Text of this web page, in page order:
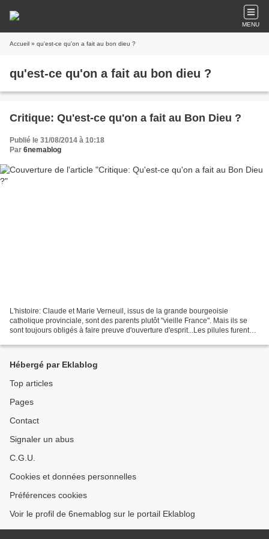
MENU
Accueil » qu'est-ce qu'on a fait au bon dieu ?
qu'est-ce qu'on a fait au bon dieu ?
Critique: Qu'est-ce qu'on a fait au Bon Dieu ?
Publié le 31/08/2014 à 10:18
Par 6nemablog
L'histoire: Claude et Marie Verneuil, issus de la grande bourgeoisie
catholique provinciale, sont des parents plutôt "vieille France". Mais ils se
sont toujours obligés à faire preuve d'ouverture d'esprit...Les pilules furent
Hébergé par Eklablog
Top articles
Pages
Contact
Signaler un abus
C.G.U.
Cookies et données personnelles
Préférences cookies
Voir le profil de 6nemablog sur le portail Eklablog